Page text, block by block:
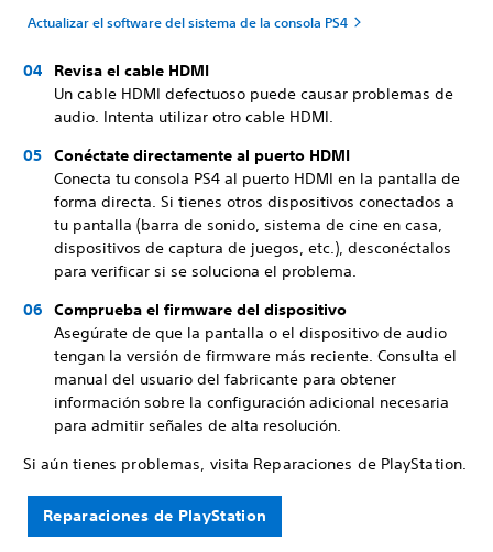
Actualizar el software del sistema de la consola PS4
Revisa el cable HDMI
Un cable HDMI defectuoso puede causar problemas de
audio. Intenta utilizar otro cable HDMI.
Conéctate directamente al puerto HDMI
Conecta tu consola PS4 al puerto HDMI en la pantalla de
forma directa. Si tienes otros dispositivos conectados a
tu pantalla (barra de sonido, sistema de cine en casa,
dispositivos de captura de juegos, etc.), desconéctalos
para verificar si se soluciona el problema.
Comprueba el firmware del dispositivo
Asegúrate de que la pantalla o el dispositivo de audio
tengan la versión de firmware más reciente. Consulta el
manual del usuario del fabricante para obtener
información sobre la configuración adicional necesaria
para admitir señales de alta resolución.
Si aún tienes problemas, visita Reparaciones de PlayStation.
Reparaciones de PlayStation